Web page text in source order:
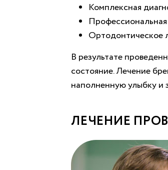
Комплексная
Профессиональная
Ортодонтическое
В результате
состояние. Лечение
наполненную улыбку и
ЛЕЧЕНИЕ